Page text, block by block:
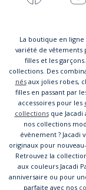
La boutique en ligne
variété de vêtements
filles et les
collections. Des
nésaux jolies robes,
filles en passant par
accessoires pour les
collectionsque Jacadi
nos collections
évènement ? Jacadi
originaux pour
Retrouvez la
aux couleurs Jacadi
anniversaire ou pour
parfaite avec nos